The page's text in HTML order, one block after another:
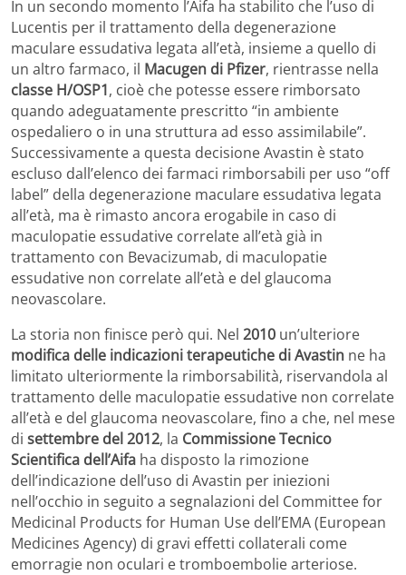
In un secondo momento l’Aifa ha stabilito che l’uso di
Lucentis per il trattamento della degenerazione
maculare essudativa legata all’età, insieme a quello di
un altro farmaco, il Macugen di Pfizer, rientrasse nella
classe H/OSP1, cioè che potesse essere rimborsato
quando adeguatamente prescritto “in ambiente
ospedaliero o in una struttura ad esso assimilabile”.
Successivamente a questa decisione Avastin è stato
escluso dall’elenco dei farmaci rimborsabili per uso “off
label” della degenerazione maculare essudativa legata
all’età, ma è rimasto ancora erogabile in caso di
maculopatie essudative correlate all’età già in
trattamento con Bevacizumab, di maculopatie
essudative non correlate all’età e del glaucoma
neovascolare.
La storia non finisce però qui. Nel 2010 un’ulteriore
modifica delle indicazioni terapeutiche di Avastin ne ha
limitato ulteriormente la rimborsabilità, riservandola al
trattamento delle maculopatie essudative non correlate
all’età e del glaucoma neovascolare, fino a che, nel mese
di settembre del 2012, la Commissione Tecnico
Scientifica dell’Aifa ha disposto la rimozione
dell’indicazione dell’uso di Avastin per iniezioni
nell’occhio in seguito a segnalazioni del Committee for
Medicinal Products for Human Use dell’EMA (European
Medicines Agency) di gravi effetti collaterali come
emorragie non oculari e tromboembolie arteriose.